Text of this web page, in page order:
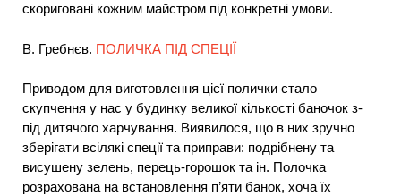
скориговані кожним майстром під конкретні умови.
В. Гребнєв. ПОЛИЧКА ПІД СПЕЦІЇ
Приводом для виготовлення цієї полички стало
скупчення у нас у будинку великої кількості баночок з-
під дитячого харчування. Виявилося, що в них зручно
зберігати всілякі спеції та приправи: подрібнену та
висушену зелень, перець-горошок та ін. Полочка
розрахована на встановлення п’яти банок, хоча їх